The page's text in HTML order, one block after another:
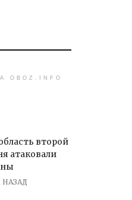
второй
атаковали